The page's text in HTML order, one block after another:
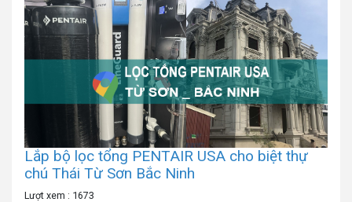
Lắp bộ lọc tổng PENTAIR USA cho biệt thự
chú Thái Từ Sơn Bắc Ninh
Lượt xem : 1673